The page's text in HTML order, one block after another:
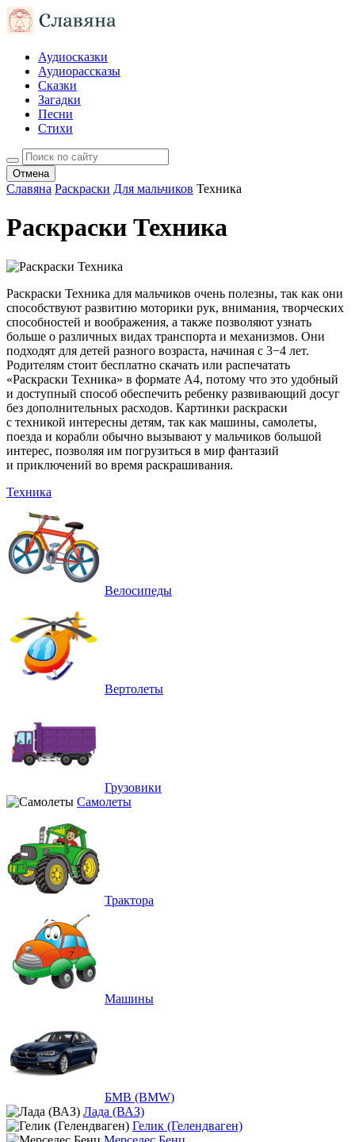
Аудиосказки
Аудиорассказы
Сказки
Загадки
Песни
Стихи
Отмена
Славяна Раскраски Для мальчиков Техника
Раскраски Техника
Раскраски Техника для мальчиков очень полезны, так как они
способствуют развитию моторики рук, внимания, творческих
способностей и воображения, а также позволяют узнать
больше о различных видах транспорта и механизмов. Они
подходят для детей разного возраста, начиная с 3−4 лет.
Родителям стоит бесплатно скачать или распечатать
«Раскраски Техника» в формате A4, потому что это удобный
и доступный способ обеспечить ребенку развивающий досуг
без дополнительных расходов. Картинки раскраски
с техникой интересны детям, так как машины, самолеты,
поезда и корабли обычно вызывают у мальчиков большой
интерес, позволяя им погрузиться в мир фантазий
и приключений во время раскрашивания.
Техника
Велосипеды
Вертолеты
Грузовики
Самолеты
Трактора
Машины
БМВ (BMW)
Лада (ВАЗ)
Гелик (Гелендваген)